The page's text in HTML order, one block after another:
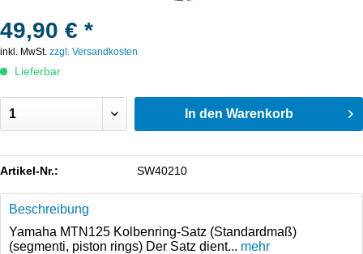
49,90 € *
inkl. MwSt. zzgl. Versandkosten
Lieferbar
In den Warenkorb
Artikel-Nr.: SW40210
Beschreibung
Yamaha MTN125 Kolbenring-Satz (Standardmaß)
(segmenti, piston rings) Der Satz dient... mehr